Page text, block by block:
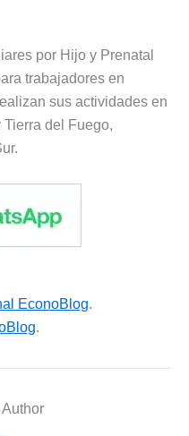
por Hijo y Prenatal
trabajadores en
sus actividades en
del Fuego,
EconoBlog.
.